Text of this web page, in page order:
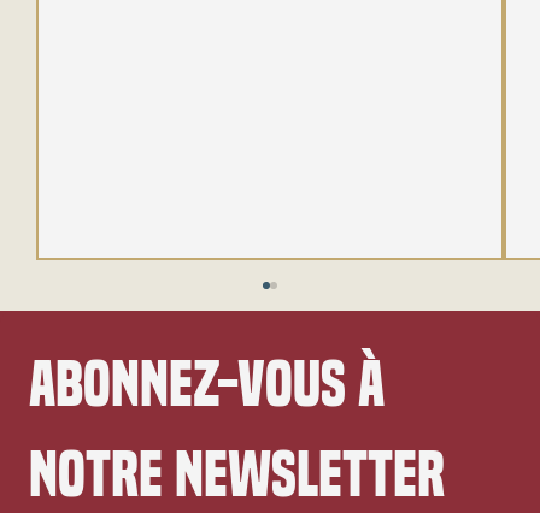
FIFF 38e édition. Notre couverture
Abonnez-vous à
notre newsletter